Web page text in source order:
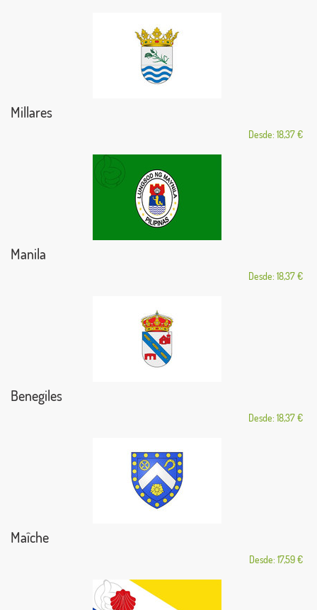
Millares
Desde: 18,37 €
Manila
Desde: 18,37 €
Benegiles
Desde: 18,37 €
Maîche
Desde: 17,59 €